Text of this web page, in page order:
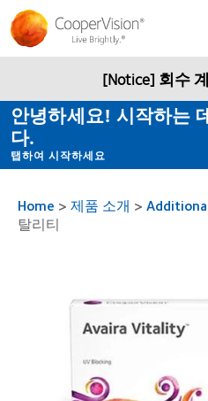
요
콘
텐
건
너
뛰
기
[Notice] 회수
안녕하세요! 시작하는
다.
탭하여 시작하세요
Home > 제품 소개 >
탈리티